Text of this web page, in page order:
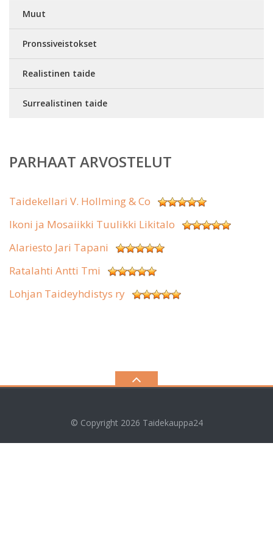
Muut
Pronssiveistokset
Realistinen taide
Surrealistinen taide
PARHAAT ARVOSTELUT
Taidekellari V. Hollming & Co
Ikoni ja Mosaiikki Tuulikki Likitalo
Alariesto Jari Tapani
Ratalahti Antti Tmi
Lohjan Taideyhdistys ry
© Copyright 2026 Taidekauppa24